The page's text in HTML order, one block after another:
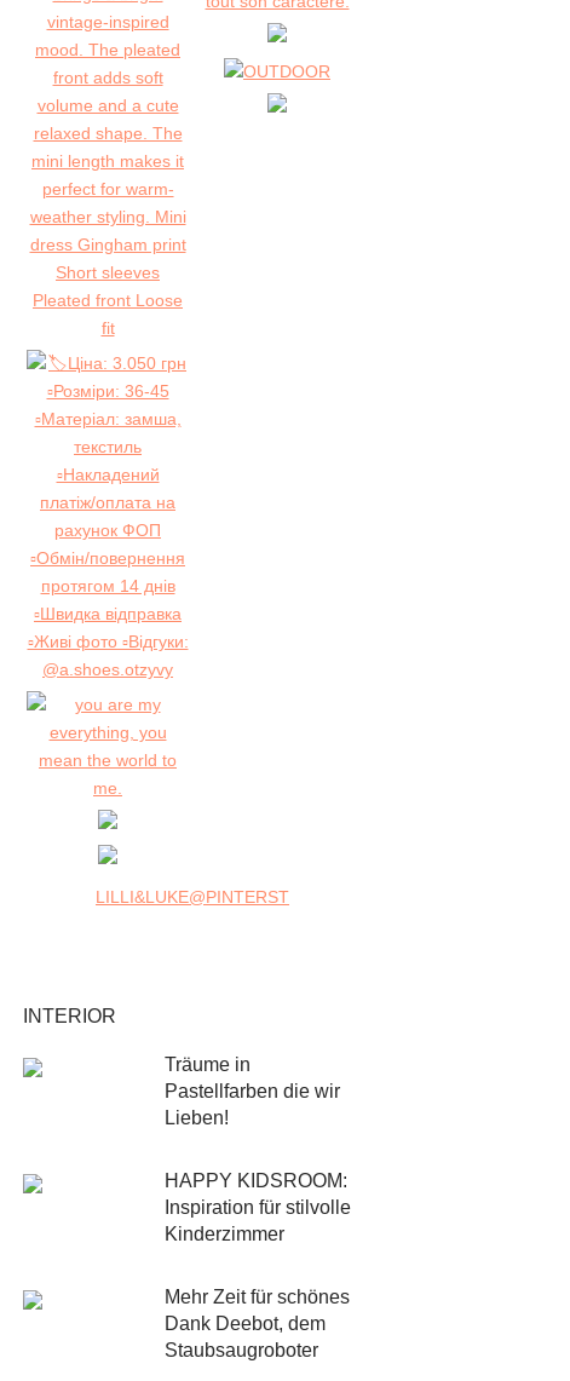
LILLI&LUKE@PINTERST
INTERIOR
Träume in
Pastellfarben die wir
Lieben!
HAPPY KIDSROOM:
Inspiration für stilvolle
Kinderzimmer
Mehr Zeit für schönes
Dank Deebot, dem
Staubsaugroboter